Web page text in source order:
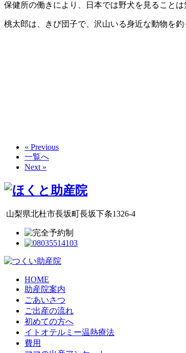
保健所の働きにより、日本では野犬を見ること
桃太郎は、きび団子で、沢山いる身近な動物を
« Previous
一覧へ
Next »
山梨県北杜市長坂町長坂下条1326-4
HOME
助産院案内
ごあいさつ
ご出産の流れ
初めての方へ
イトオテルミー温熱療法
費用